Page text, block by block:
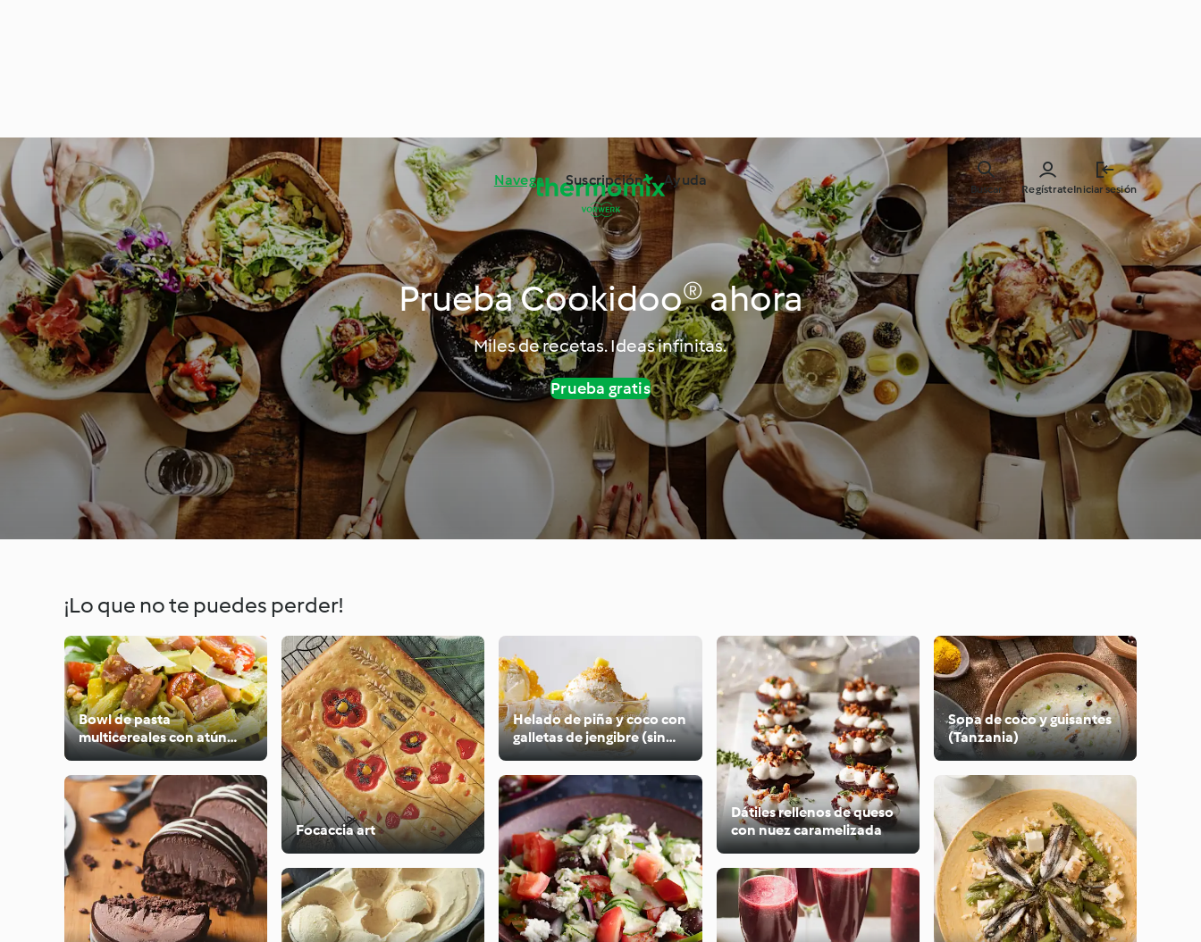
Navega Suscripción Ayuda
RegístrateIniciar sesión
Buscar
Prueba Cookidoo® ahora
Miles de recetas. Ideas infinitas.
Prueba gratis
¡Lo que no te puedes perder!
Bowl de pasta
multicereales con atún
fresco y salsa de aguacate
Focaccia art
Helado de piña y coco con
galletas de jengibre (sin
lácteos)
Dátiles rellenos de queso
con nuez caramelizada
Sopa de coco y guisantes
(Tanzania)